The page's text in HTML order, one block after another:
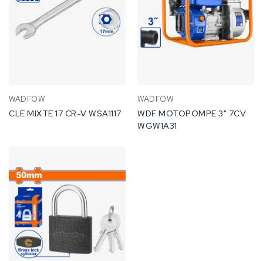
WADFOW
CLE MIXTE 17 CR-V WSA1117
WADFOW
WDF MOTOPOMPE 3" 7CV
WGW1A31